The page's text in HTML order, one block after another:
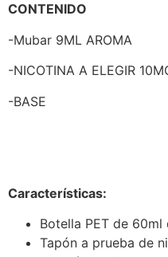
CONTENIDO
-Mubar 9ML AROMA
-NICOTINA A ELEGIR
-BASE
Características:
Botella PET de
Tapón a prueba de